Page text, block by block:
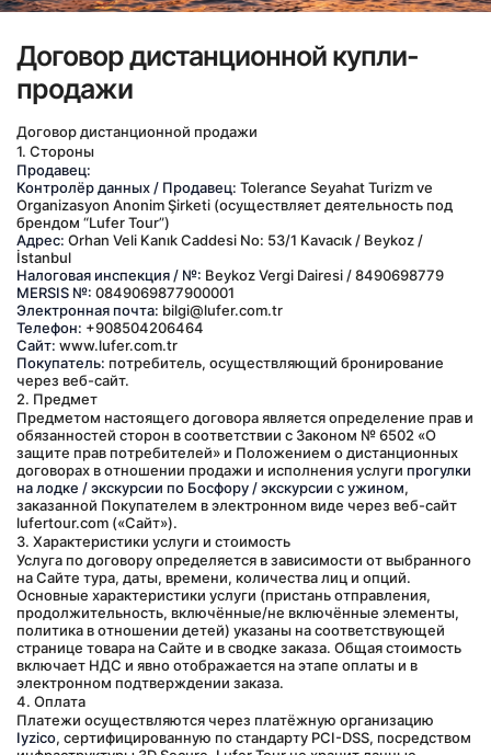
Договор дистанционной купли-
продажи
Договор дистанционной продажи
1. Стороны
Продавец:
Контролёр данных / Продавец: Tolerance Seyahat Turizm ve
Organizasyon Anonim Şirketi (осуществляет деятельность под
брендом “Lufer Tour”)
Адрес: Orhan Veli Kanık Caddesi No: 53/1 Kavacık / Beykoz /
İstanbul
Налоговая инспекция / №: Beykoz Vergi Dairesi / 8490698779
MERSIS №: 0849069877900001
Электронная почта: bilgi@lufer.com.tr
Телефон: +908504206464
Сайт: www.lufer.com.tr
Покупатель: потребитель, осуществляющий бронирование
через веб-сайт.
2. Предмет
Предметом настоящего договора является определение прав и
обязанностей сторон в соответствии с Законом № 6502 «О
защите прав потребителей» и Положением о дистанционных
договорах в отношении продажи и исполнения услуги прогулки
на лодке / экскурсии по Босфору / экскурсии с ужином,
заказанной Покупателем в электронном виде через веб-сайт
lufertour.com («Сайт»).
3. Характеристики услуги и стоимость
Услуга по договору определяется в зависимости от выбранного
на Сайте тура, даты, времени, количества лиц и опций.
Основные характеристики услуги (пристань отправления,
продолжительность, включённые/не включённые элементы,
политика в отношении детей) указаны на соответствующей
странице товара на Сайте и в сводке заказа. Общая стоимость
включает НДС и явно отображается на этапе оплаты и в
электронном подтверждении заказа.
4. Оплата
Iyzico, сертифицированную по стандарту PCI-DSS, посредством